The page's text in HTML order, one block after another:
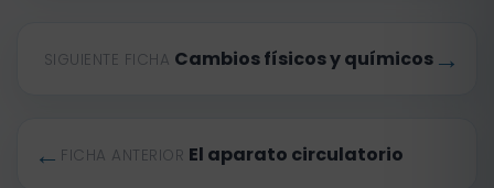
← FICHA ANTERIOR El aparato circulatorio
SIGUIENTE FICHA Cambios físicos y químicos →